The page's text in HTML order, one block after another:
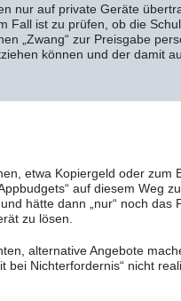
nur auf private Geräte
Fall ist zu prüfen, ob die
„Zwang“ zur Preisgabe
können und der damit
etwa Kopiergeld oder zum
auf diesem Weg
hätte dann „nur“ noch das
zu lösen.
alternative Angebote
Nichterfordernis“ nicht